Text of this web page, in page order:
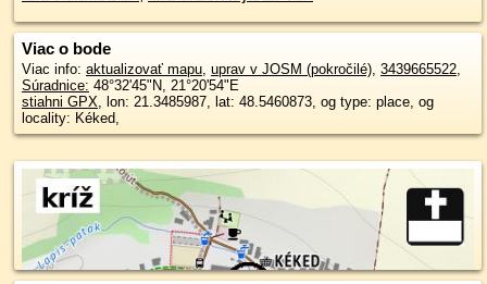
Viac o bode
Viac info: aktualizovať mapu, uprav v JOSM (pokročilé), 3439665522,
Súradnice: 48°32'45"N, 21°20'54"E
stiahni GPX, lon: 21.3485987, lat: 48.5460873, og type: place, og
locality: Kéked,